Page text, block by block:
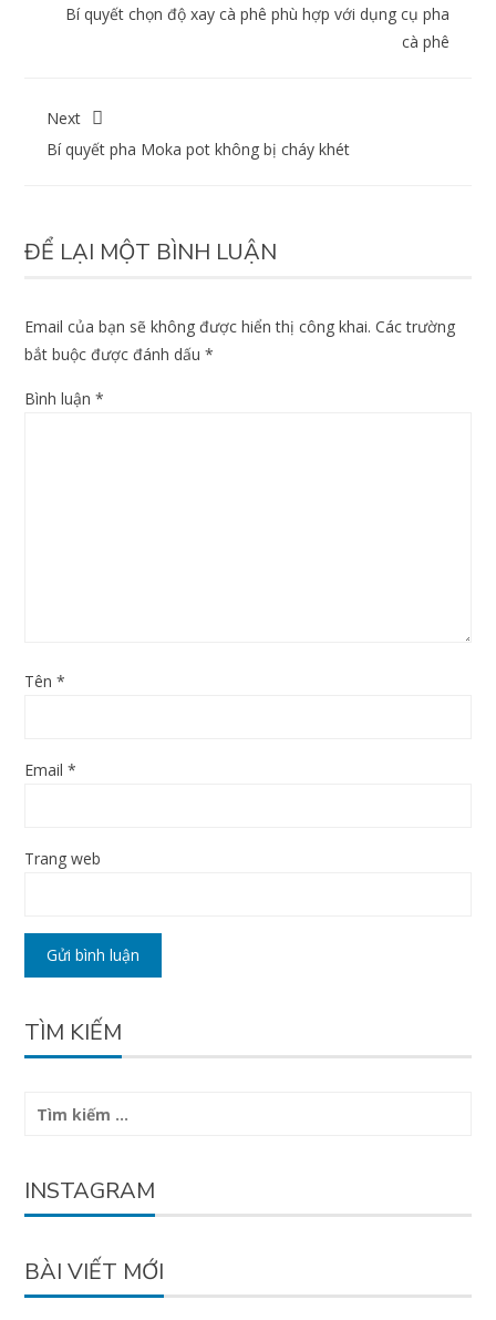
Bí quyết chọn độ xay cà phê phù hợp với dụng cụ pha
cà phê
Next
Bí quyết pha Moka pot không bị cháy khét
ĐỂ LẠI MỘT BÌNH LUẬN
Email của bạn sẽ không được hiển thị công khai. Các trường
bắt buộc được đánh dấu*
Bình luận*
Tên*
Email*
Trang web
TÌM KIẾM
Tìm
INSTAGRAM
BÀI VIẾT MỚI